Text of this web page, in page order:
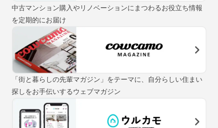
中古マンション購入やリノベーションにまつわるお役立ち情報
を定期的にお届け
「街と暮らしの先輩マガジン」をテーマに、自分らしい住まい
探しをお手伝いするウェブマガジン